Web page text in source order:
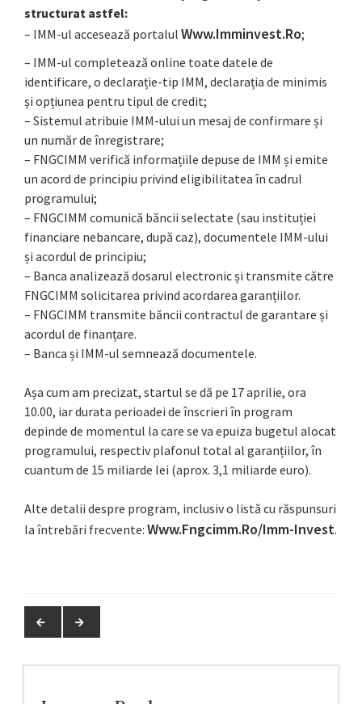
structurat astfel:
– IMM-ul accesează portalul Www.imminvest.ro;
– IMM-ul completează online toate datele de
identificare, o declarație-tip IMM, declarația de minimis
și opțiunea pentru tipul de credit;
– Sistemul atribuie IMM-ului un mesaj de confirmare și
un număr de înregistrare;
– FNGCIMM verifică informațiile depuse de IMM și emite
un acord de principiu privind eligibilitatea în cadrul
programului;
– FNGCIMM comunică băncii selectate (sau instituției
financiare nebancare, după caz), documentele IMM-ului
și acordul de principiu;
– Banca analizează dosarul electronic și transmite către
FNGCIMM solicitarea privind acordarea garanțiilor.
– FNGCIMM transmite băncii contractul de garantare și
acordul de finanțare.
– Banca și IMM-ul semnează documentele.
Așa cum am precizat, startul se dă pe 17 aprilie, ora
10.00, iar durata perioadei de înscrieri în program
depinde de momentul la care se va epuiza bugetul alocat
programului, respectiv plafonul total al garanțiilor, în
cuantum de 15 miliarde lei (aprox. 3,1 miliarde euro).
Alte detalii despre program, inclusiv o listă cu răspunsuri
la întrebări frecvente: Www.fngcimm.ro/imm-Invest.